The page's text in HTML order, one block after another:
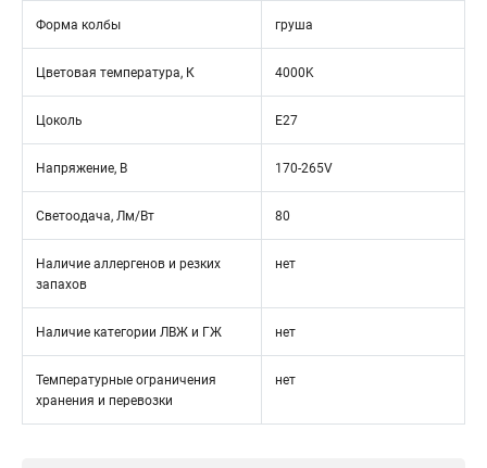
Форма колбы груша
Цветовая температура, К 4000K
Цоколь Е27
Напряжение, В 170-265V
Светоодача, Лм/Вт 80
Наличие аллергенов и резких
запахов
нет
Наличие категории ЛВЖ и ГЖ нет
Температурные ограничения
хранения и перевозки
нет